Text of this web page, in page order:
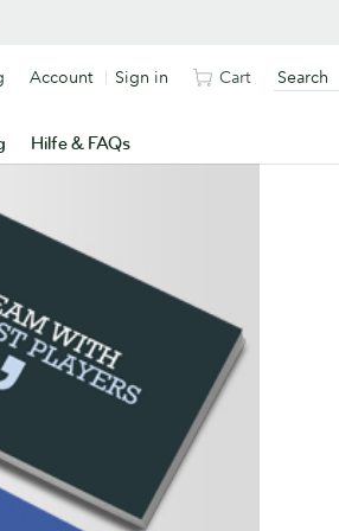
Hilfe & FAQs
Account Sign in Cart